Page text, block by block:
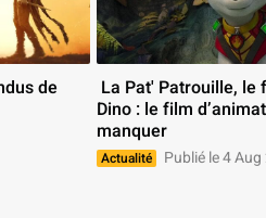
Dino : le film
manquer
Actualité Publié le 4